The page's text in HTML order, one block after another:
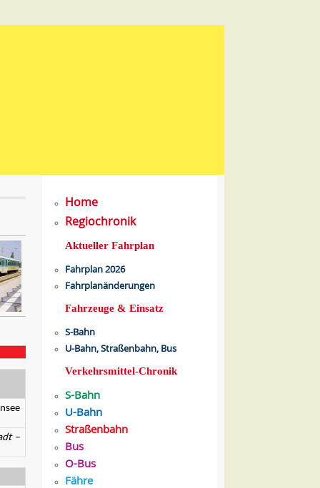
–
Home
Regiochronik
Aktueller Fahrplan
Fahrplan 2026
Fahrplanänderungen
Fahrzeuge & Einsatz
S-Bahn
U-Bahn, Straßenbahn, Bus
Verkehrsmittel-Chronik
S-Bahn
U-Bahn
Straßenbahn
Bus
O-Bus
Fähre